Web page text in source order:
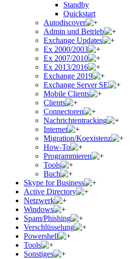
Standby
Quickstart
Autodiscover
Admin und Betrieb
Exchange Updates
Ex 2000/2003
Ex 2007/2010
Ex 2013/2016
Exchange 2019
Exchange Server SE
Mobile Clients
Clients
Connectoren
Nachrichtentracking
Internet
Migration/Koexistenz
How-To
Programmieren
Tools
Buch
Skype for Business
Active Directory
Netzwerk
Windows
Spam/Phishing
Verschlüsselung
Powershell
Tools
Sonstiges